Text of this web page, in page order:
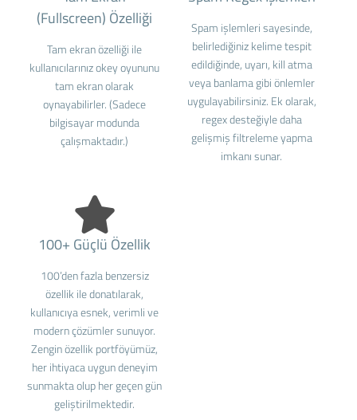
(Fullscreen) Özelliği
Tam ekran özelliği ile
kullanıcılarınız okey oyununu
tam ekran olarak
oynayabilirler. (Sadece
bilgisayar modunda
çalışmaktadır.)
Spam işlemleri sayesinde,
belirlediğiniz kelime tespit
edildiğinde, uyarı, kill atma
veya banlama gibi önlemler
uygulayabilirsiniz. Ek olarak,
regex desteğiyle daha
gelişmiş filtreleme yapma
imkanı sunar.
100+ Güçlü Özellik
100’den fazla benzersiz
özellik ile donatılarak,
kullanıcıya esnek, verimli ve
modern çözümler sunuyor.
Zengin özellik portföyümüz,
her ihtiyaca uygun deneyim
sunmakta olup her geçen gün
geliştirilmektedir.